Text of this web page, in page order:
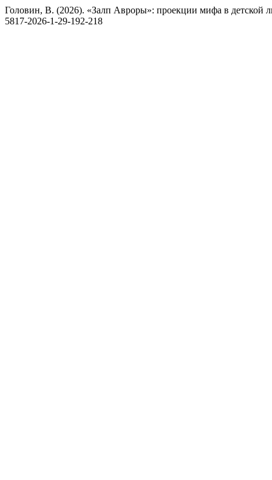
Головин, В. (2026). «Залп Авроры»: проекции мифа в детской
5817-2026-1-29-192-218